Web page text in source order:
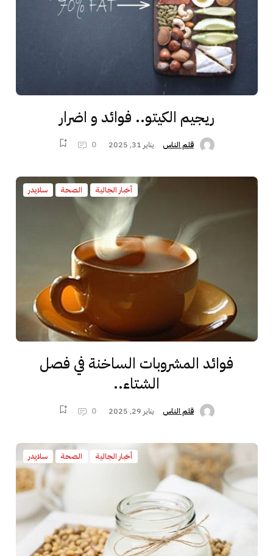
ريجيم الكيتو.. فوائد و اضرار
قلم الناس يناير 31, 2025 0
أخبار الجالية الصحة سلايدر
فوائد المشروبات الساخنة في فصل
الشتاء..
قلم الناس يناير 29, 2025 0
أخبار الجالية الصحة سلايدر